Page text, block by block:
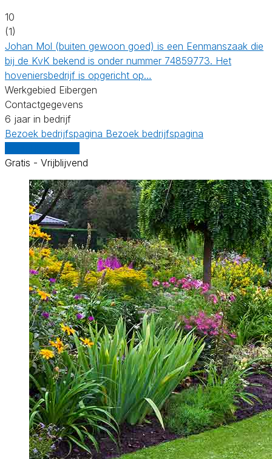
10
(1)
Johan Mol (buiten gewoon goed) is een Eenmanszaak die
bij de KvK bekend is onder nummer 74859773. Het
hoveniersbedrijf is opgericht op…
Werkgebied Eibergen
Contactgegevens
6 jaar in bedrijf
Bezoek bedrijfspagina Bezoek bedrijfspagina
Gratis - Vrijblijvend